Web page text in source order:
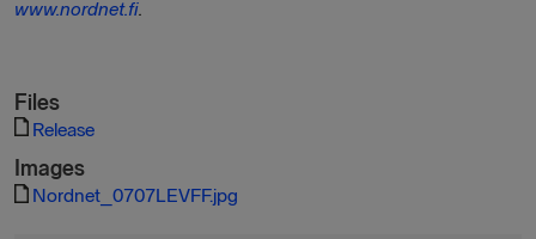
www.nordnet.fi.
Files
Release
Images
Nordnet_0707LEVFF.jpg